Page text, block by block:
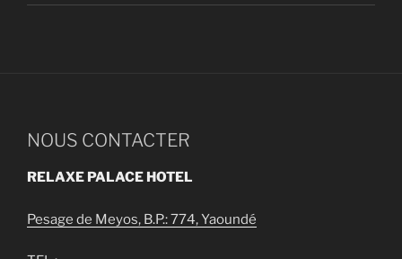
NOUS CONTACTER
RELAXE PALACE HOTEL
Pesage de Meyos, B.P.: 774, Yaoundé